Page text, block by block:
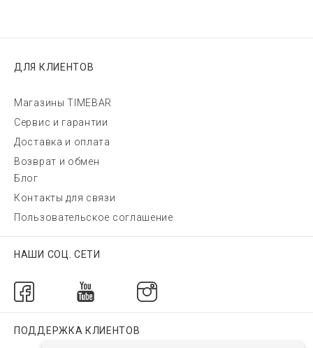
ДЛЯ КЛИЕНТОВ
Магазины TIMEBAR
Сервис и гарантии
Доставка и оплата
Возврат и обмен
Блог
Контакты для связи
Пользовательское соглашение
НАШИ СОЦ. СЕТИ
ПОДДЕРЖКА КЛИЕНТОВ